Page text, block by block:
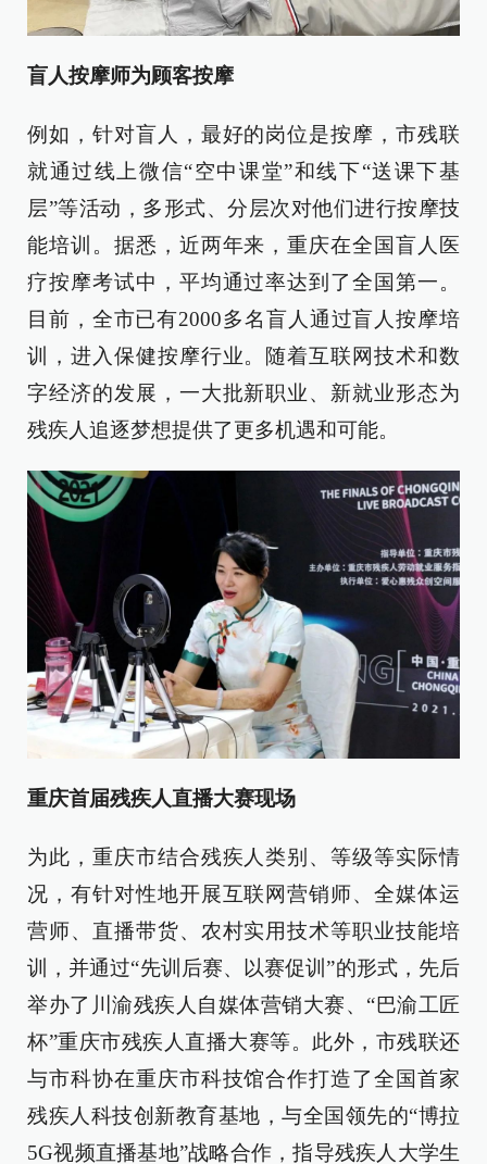
盲人按摩师为顾客按摩
例如，针对盲人，最好的岗位是按摩，市残联
就通过线上微信“空中课堂”和线下“送课下基
层”等活动，多形式、分层次对他们进行按摩技
能培训。据悉，近两年来，重庆在全国盲人医
疗按摩考试中，平均通过率达到了全国第一。
目前，全市已有2000多名盲人通过盲人按摩培
训，进入保健按摩行业。随着互联网技术和数
字经济的发展，一大批新职业、新就业形态为
残疾人追逐梦想提供了更多机遇和可能。
重庆首届残疾人直播大赛现场
为此，重庆市结合残疾人类别、等级等实际情
况，有针对性地开展互联网营销师、全媒体运
营师、直播带货、农村实用技术等职业技能培
训，并通过“先训后赛、以赛促训”的形式，先后
举办了川渝残疾人自媒体营销大赛、“巴渝工匠
杯”重庆市残疾人直播大赛等。此外，市残联还
与市科协在重庆市科技馆合作打造了全国首家
残疾人科技创新教育基地，与全国领先的“博拉
5G视频直播基地”战略合作，指导残疾人大学生